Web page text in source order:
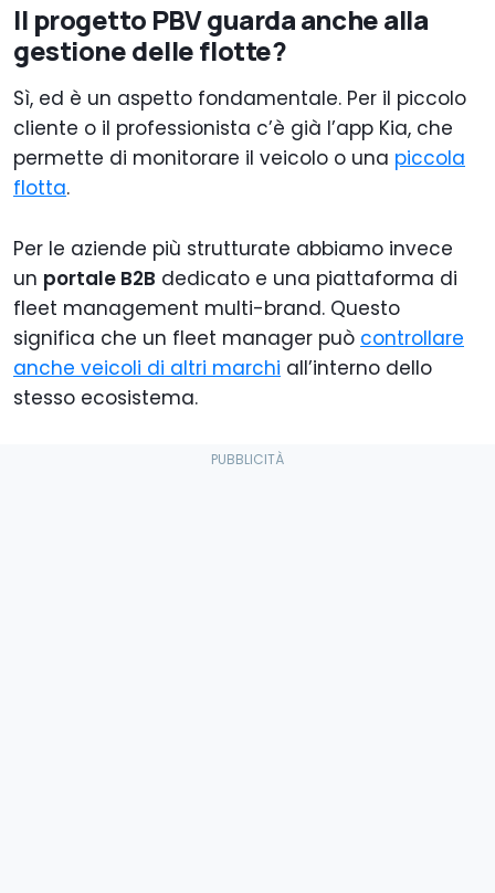
Il progetto PBV guarda anche alla
gestione delle flotte?
Sì, ed è un aspetto fondamentale. Per il piccolo
cliente o il professionista c’è già l’app Kia, che
permette di monitorare il veicolo o una piccola
flotta.
Per le aziende più strutturate abbiamo invece
un portale B2B dedicato e una piattaforma di
fleet management multi-brand. Questo
significa che un fleet manager può controllare
anche veicoli di altri marchi all’interno dello
stesso ecosistema.